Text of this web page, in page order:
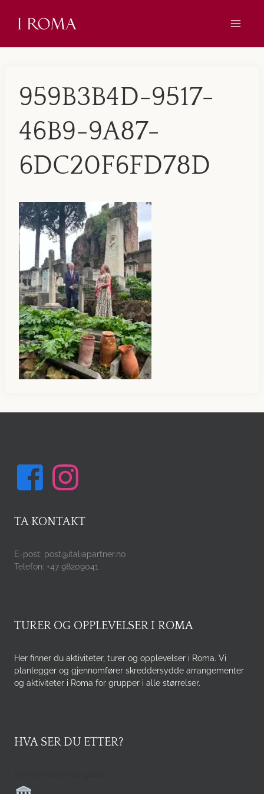
959B3B4D-9517-
46B9-9A87-
6DC20F6FD78D
TA KONTAKT
E-post: post@italiapartner.no
Telefon: +47 98209041
TURER OG OPPLEVELSER I ROMA
Her finner du aktiviteter, turer og opplevelser i Roma. Vi
planlegger og gjennomfører skreddersydde arrangementer
og aktiviteter i Roma for grupper i alle størrelser.
HVA SER DU ETTER?